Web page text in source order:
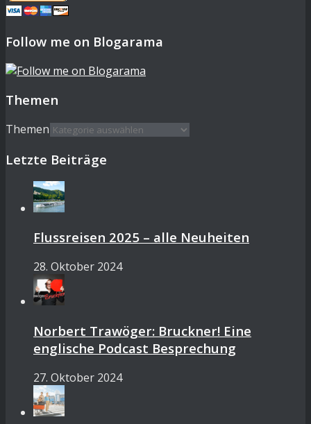
Follow me on Blogarama
Themen
Themen
Letzte Beiträge
Flussreisen 2025 – alle Neuheiten
28. Oktober 2024
Norbert Trawöger: Bruckner! Eine
englische Podcast Besprechung
27. Oktober 2024